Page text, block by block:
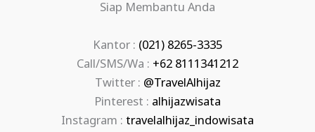
Siap Membantu Anda
Kantor : (021) 8265-3335
Call/SMS/Wa : +62 8111341212
Twitter : @TravelAlhijaz
Pinterest : alhijazwisata
Instagram : travelalhijaz_indowisata